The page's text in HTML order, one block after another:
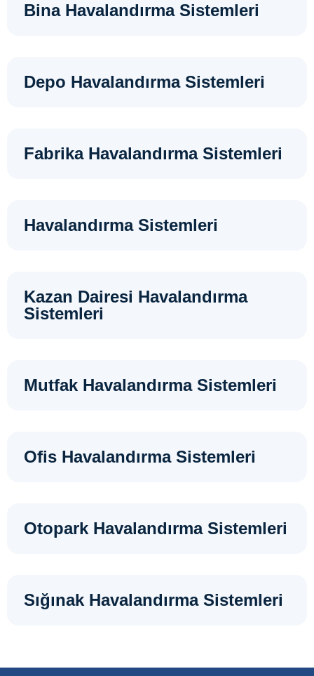
Bina Havalandırma Sistemleri
Depo Havalandırma Sistemleri
Fabrika Havalandırma Sistemleri
Havalandırma Sistemleri
Kazan Dairesi Havalandırma
Sistemleri
Mutfak Havalandırma Sistemleri
Ofis Havalandırma Sistemleri
Otopark Havalandırma Sistemleri
Sığınak Havalandırma Sistemleri